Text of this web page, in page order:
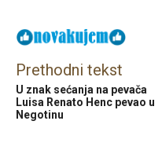
Prethodni tekst
U znak sećanja na pevača
Luisa Renato Henc pevao u
Negotinu